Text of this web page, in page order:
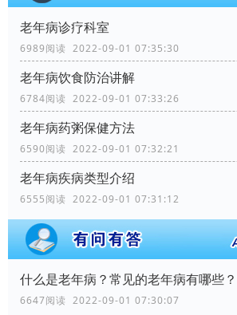
老年病诊疗科室
6989阅读 2022-09-01 07:35:30
老年病饮食防治讲解
6784阅读 2022-09-01 07:33:26
老年病药粥保健方法
6590阅读 2022-09-01 07:32:21
老年病疾病类型介绍
6555阅读 2022-09-01 07:31:12
什么是老年病？常见的老年病有哪些？
6647阅读 2022-09-01 07:30:07